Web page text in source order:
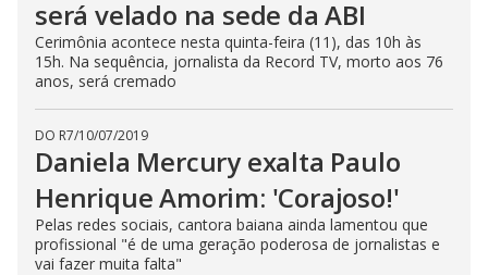
será velado na sede da ABI
Cerimônia acontece nesta quinta-feira (11), das 10h às
15h. Na sequência, jornalista da Record TV, morto aos 76
anos, será cremado
DO R7/10/07/2019
Daniela Mercury exalta Paulo
Henrique Amorim: 'Corajoso!'
Pelas redes sociais, cantora baiana ainda lamentou que
profissional "é de uma geração poderosa de jornalistas e
vai fazer muita falta"